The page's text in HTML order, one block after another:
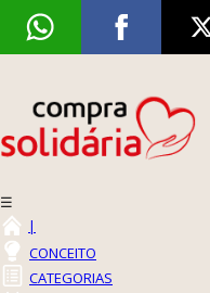
☰
|
CONCEITO
CATEGORIAS